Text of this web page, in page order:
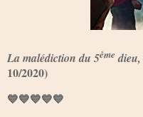
La malédiction du 5èmedieu,
10/2020)
💙💙💙💙💙